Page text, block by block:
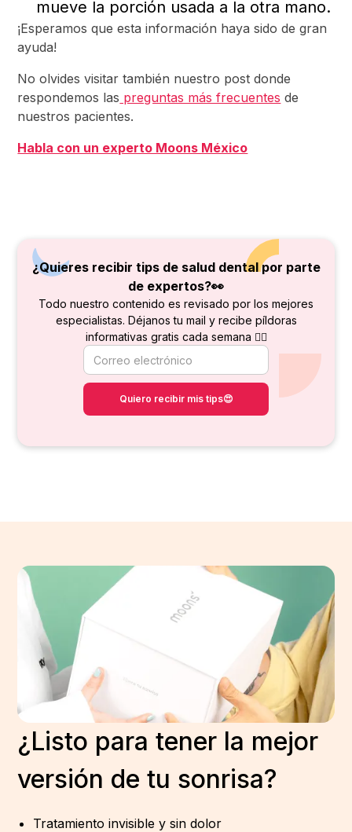
mueve la porción usada a la otra mano.
¡Esperamos que esta información haya sido de gran
ayuda!
No olvides visitar también nuestro post donde
respondemos las preguntas más frecuentes de
nuestros pacientes.
Habla con un experto Moons México
¿Quieres recibir tips de salud dental por parte
de expertos?👀
Todo nuestro contenido es revisado por los mejores
especialistas. Déjanos tu mail y recibe píldoras
informativas gratis cada semana 👇🏻
¿Listo para tener la mejor
versión de tu sonrisa?
Tratamiento invisible y sin dolor